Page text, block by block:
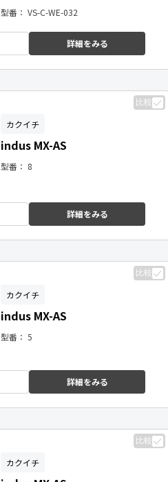
型番： VS-C-WE-032
詳細をみる
比較
カクイチ
indus MX-AS
型番： 8
詳細をみる
比較
カクイチ
indus MX-AS
型番： 5
詳細をみる
比較
カクイチ